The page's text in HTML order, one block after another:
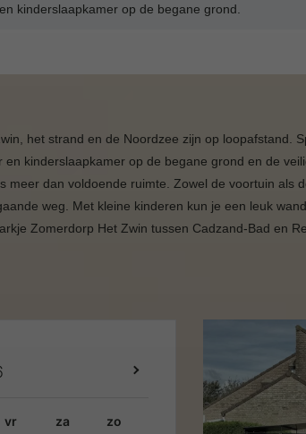
kinderslaapkamer op de begane grond.
het strand en de Noordzee zijn op loopafstand.
kinderslaapkamer op de begane grond en de
dan voldoende ruimte. Zowel de voortuin als
weg. Met kleine kinderen kun je een leuk
Zomerdorp Het Zwin tussen Cadzand-Bad en
vr za zo